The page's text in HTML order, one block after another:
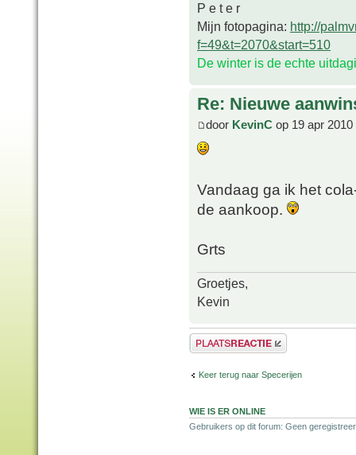
P e t e r
Mijn fotopagina: http://
f=49&t=2070&start=510
De winter is de echte
Re: Nieuwe
door KevinC op 19 apr 2010
Vandaag ga ik het
de aankoop.
Grts
Groetjes,
Kevin
Plaats een reactie
Keer terug naar Specerijen
WIE IS ER ONLINE
Gebruikers op dit forum: Geen